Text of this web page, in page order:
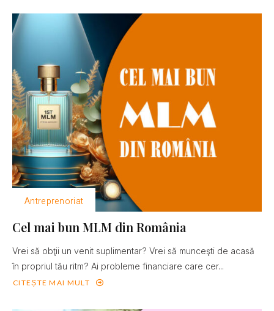
Antreprenoriat
Cel mai bun MLM din România
Vrei să obţii un venit suplimentar? Vrei să munceşti de acasă
în propriul tău ritm? Ai probleme financiare care cer...
CITEȘTE MAI MULT